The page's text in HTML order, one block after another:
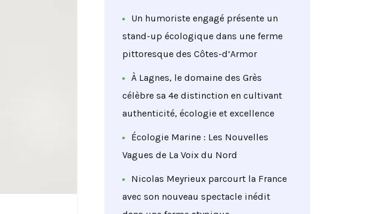
Un humoriste engagé présente un
stand-up écologique dans une ferme
pittoresque des Côtes-d’Armor
À Lagnes, le domaine des Grès
célèbre sa 4e distinction en cultivant
authenticité, écologie et excellence
Écologie Marine : Les Nouvelles
Vagues de La Voix du Nord
Nicolas Meyrieux parcourt la France
avec son nouveau spectacle inédit